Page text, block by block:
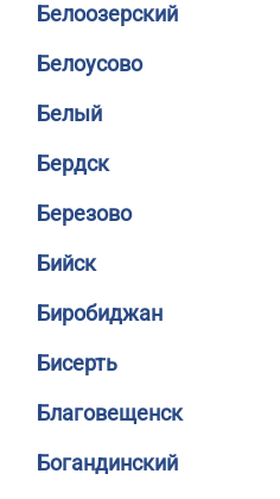
Белоозерский
Белоусово
Белый
Бердск
Березово
Бийск
Биробиджан
Бисерть
Благовещенск
Богандинский